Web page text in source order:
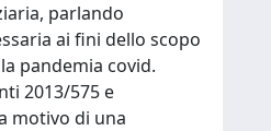
parlando
ai fini dello scopo
pandemia covid.
2013/575 e
motivo di una